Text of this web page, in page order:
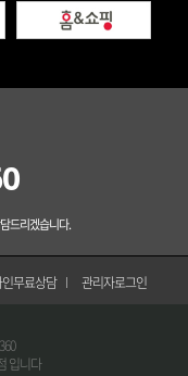
드리겠습니다.
무료상담 관리자로그인
입니다